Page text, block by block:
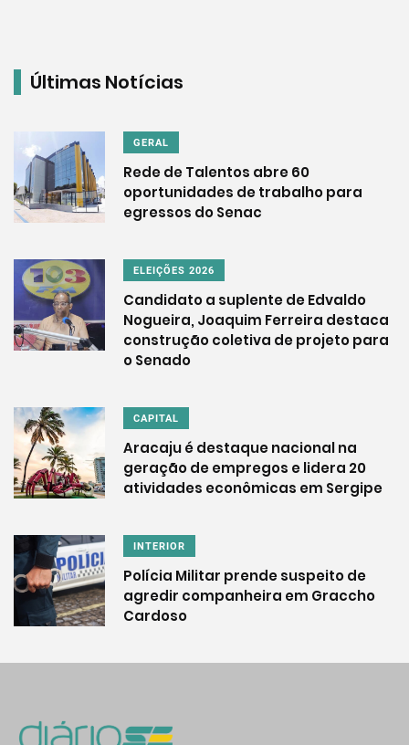
Últimas Notícias
GERAL
Rede de Talentos abre 60
oportunidades de trabalho para
egressos do Senac
ELEIÇÕES 2026
Candidato a suplente de Edvaldo
Nogueira, Joaquim Ferreira destaca
construção coletiva de projeto para
o Senado
CAPITAL
Aracaju é destaque nacional na
geração de empregos e lidera 20
atividades econômicas em Sergipe
INTERIOR
Polícia Militar prende suspeito de
agredir companheira em Graccho
Cardoso